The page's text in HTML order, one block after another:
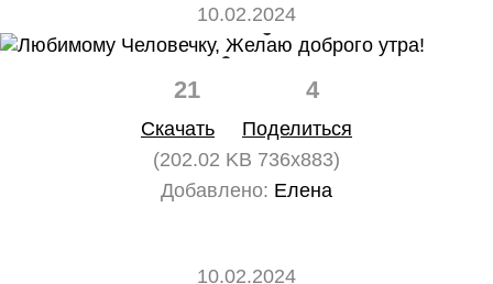
10.02.2024
21 4
Скачать
Поделиться
(202.02 KB 736x883)
Добавлено: Елена
10.02.2024